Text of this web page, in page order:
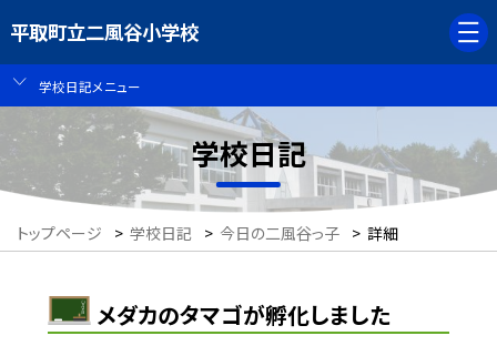
平取町立二風谷小学校
学校日記メニュー
学校日記
トップページ > 学校日記 > 今日の二風谷っ子 > 詳細
メダカのタマゴが孵化しました